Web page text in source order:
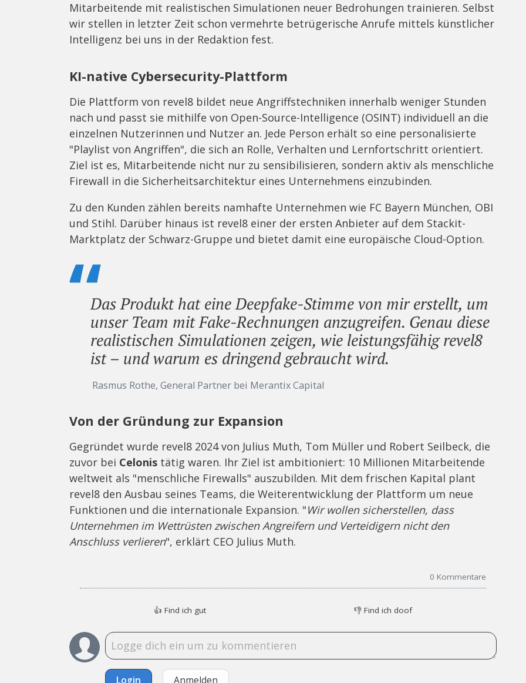
Mitarbeitende mit realistischen Simulationen neuer Bedrohungen trainieren. Selbst
wir stellen in letzter Zeit schon vermehrte betrügerische Anrufe mittels künstlicher
Intelligenz bei uns in der Redaktion fest.
KI-native Cybersecurity-Plattform
Die Plattform von revel8 bildet neue Angriffstechniken innerhalb weniger Stunden
nach und passt sie mithilfe von Open-Source-Intelligence (OSINT) individuell an die
einzelnen Nutzerinnen und Nutzer an. Jede Person erhält so eine personalisierte
"Playlist von Angriffen", die sich an Rolle, Verhalten und Lernfortschritt orientiert.
Ziel ist es, Mitarbeitende nicht nur zu sensibilisieren, sondern aktiv als menschliche
Firewall in die Sicherheitsarchitektur eines Unternehmens einzubinden.
Zu den Kunden zählen bereits namhafte Unternehmen wie FC Bayern München, OBI
und Stihl. Darüber hinaus ist revel8 einer der ersten Anbieter auf dem Stackit-
Marktplatz der Schwarz-Gruppe und bietet damit eine europäische Cloud-Option.
Das Produkt hat eine Deepfake-Stimme von mir erstellt, um
unser Team mit Fake-Rechnungen anzugreifen. Genau diese
realistischen Simulationen zeigen, wie leistungsfähig revel8
ist – und warum es dringend gebraucht wird.
Rasmus Rothe, General Partner bei Merantix Capital
Von der Gründung zur Expansion
Gegründet wurde revel8 2024 von Julius Muth, Tom Müller und Robert Seilbeck, die
zuvor bei Celonis tätig waren. Ihr Ziel ist ambitioniert: 10 Millionen Mitarbeitende
weltweit als "menschliche Firewalls" auszubilden. Mit dem frischen Kapital plant
revel8 den Ausbau seines Teams, die Weiterentwicklung der Plattform um neue
Funktionen und die internationale Expansion. "Wir wollen sicherstellen, dass
Unternehmen im Wettrüsten zwischen Angreifern und Verteidigern nicht den
Anschluss verlieren", erklärt CEO Julius Muth.
0 Kommentare
👍 Find ich gut 👎 Find ich doof
Login Anmelden